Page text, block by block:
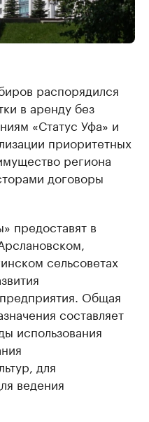
распорядился
в аренду без
«Статус Уфа» и
приоритетных
региона
договоры
предоставят в
сельсоветах
Общая
составляет
использования
для
ведения